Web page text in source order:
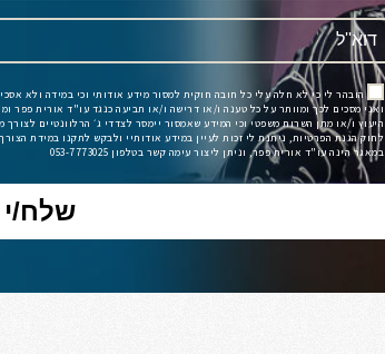
הובהר לי כי לא חלה עלי כל חובה חוקית למסור מידע אודותי וכי במידה ולא
ואני מסכים לכך ומוותר על כל טענה ו/או דרישה ו/או תביעה כנגד עו"ד אורית פפר
לחוק הגנת הפרטיות, ניתנת לי זכות לעיין במידע אודותיי ולבקש לתקנו במידת
במאגר הינה עו"ד אורית פפר, וניתן ליצור עימה קשר בטלפון 053-7773025